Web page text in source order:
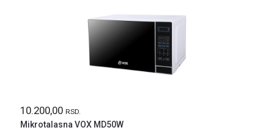
10.200,00 RSD.
Mikrotalasna VOX MD50W